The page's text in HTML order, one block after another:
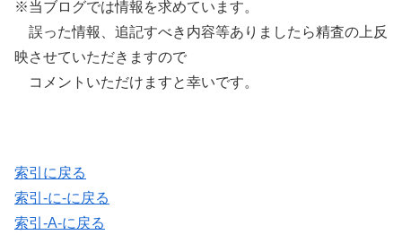
※当ブログでは情報を求めています。
誤った情報、追記すべき内容等ありましたら精査の上反
映させていただきますので
コメントいただけますと幸いです。
索引に戻る
索引-に-に戻る
索引-A-に戻る